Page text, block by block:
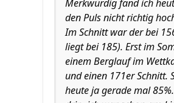
Merkwürdig fand ich
den Puls nicht richtig
Im Schnitt war der bei
liegt bei 185). Erst im
einem Berglauf im
und einen 171er Schnitt.
heute ja gerade mal